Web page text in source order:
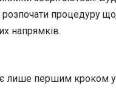
розпочати процедуру
напрямків.
лише першим кроком у